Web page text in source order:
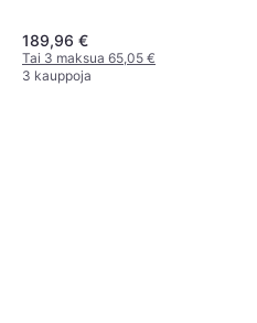
189,96 €
Tai 3 maksua 65,05 €
3 kauppoja